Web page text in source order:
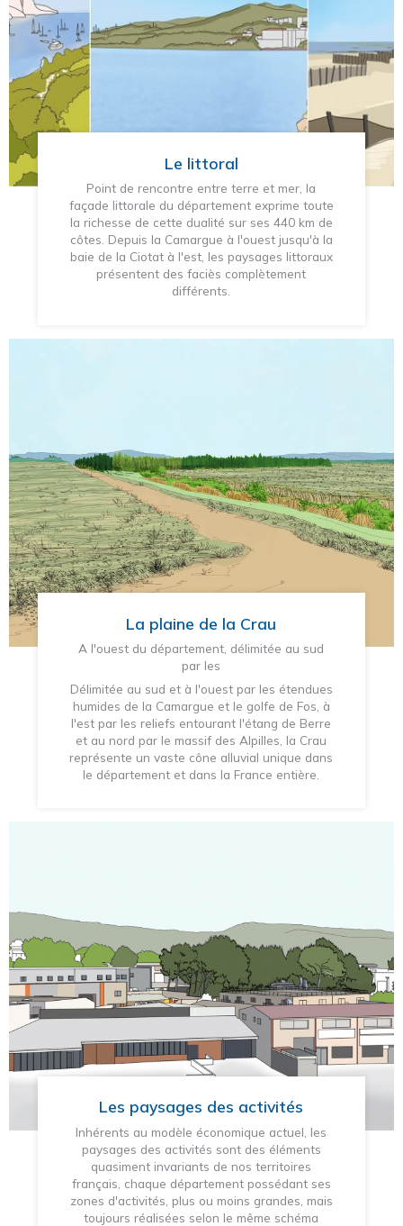
Le littoral
Point de rencontre entre terre et mer, la
façade littorale du département exprime toute
la richesse de cette dualité sur ses 440 km de
côtes. Depuis la Camargue à l'ouest jusqu'à la
baie de la Ciotat à l'est, les paysages littoraux
présentent des faciès complètement
différents.
La plaine de la Crau
A l'ouest du département, délimitée au sud
par les
Délimitée au sud et à l'ouest par les étendues
humides de la Camargue et le golfe de Fos, à
l'est par les reliefs entourant l'étang de Berre
et au nord par le massif des Alpilles, la Crau
représente un vaste cône alluvial unique dans
le département et dans la France entière.
Les paysages des activités
Inhérents au modèle économique actuel, les
paysages des activités sont des éléments
quasiment invariants de nos territoires
français, chaque département possédant ses
zones d'activités, plus ou moins grandes, mais
toujours réalisées selon le même schéma